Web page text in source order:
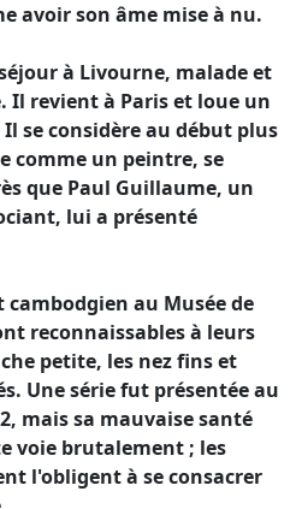
avoir son âme mise à nu.
à Livourne, malade et
Il revient à Paris et loue un
se considère au début plus
comme un peintre, se
que Paul Guillaume, un
lui a présenté
au Musée de
reconnaissables à leurs
petite, les nez fins et
Une série fut présentée au
mais sa mauvaise santé
voie brutalement ; les
l'obligent à se consacrer